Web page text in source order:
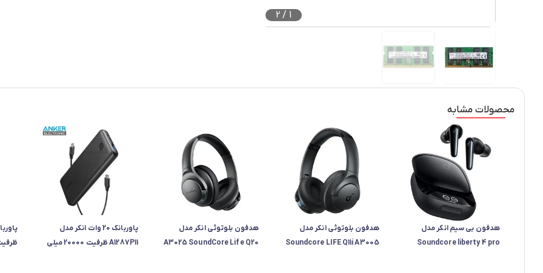
1
/
2
محصولات مشابه
هدفون بی سیم انکر مدل
Soundcore liberty 4 pro
هدفون بلوتوثی انکر مدل
Soundcore LIFE Q11i A3005
هدفون بلوتوثی انکر مدل
A3025 SoundCore Life Q20
پاوربانک 20 وات انکر مدل
A1287P11 ظرفیت 20000 میلی